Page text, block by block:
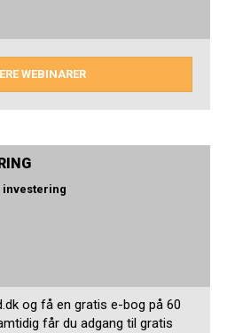
WEBINARER
investering
og få en gratis e-bog på 60
får du adgang til gratis